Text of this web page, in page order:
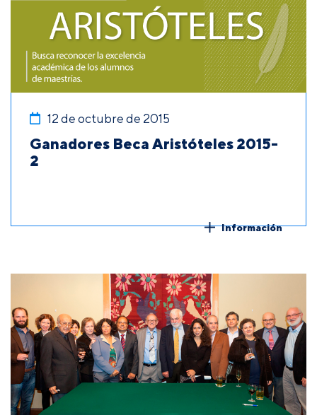
12 de octubre de 2015
Ganadores Beca Aristóteles 2015-
2
Información